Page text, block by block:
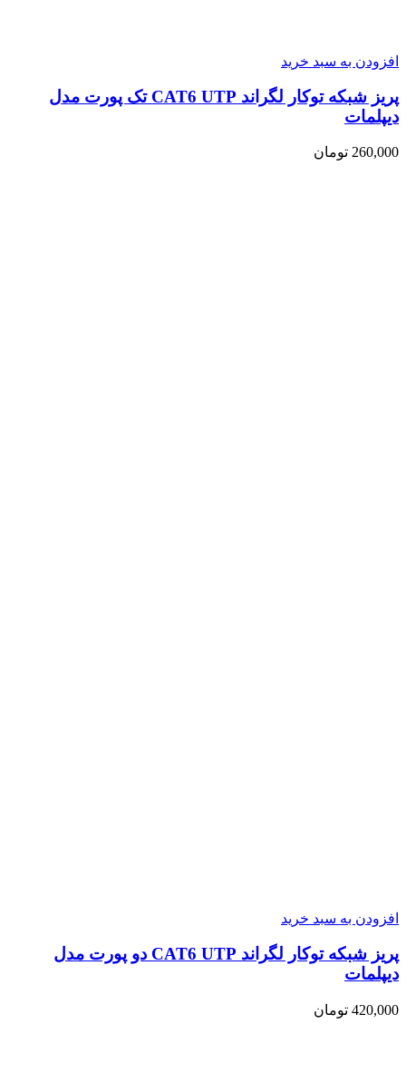
افزودن به سبد خرید
پریز شبکه توکار لگراند CAT6 UTP تک پورت مدل
دیپلمات
260,000 تومان
افزودن به سبد خرید
پریز شبکه توکار لگراند CAT6 UTP دو پورت مدل
دیپلمات
420,000 تومان